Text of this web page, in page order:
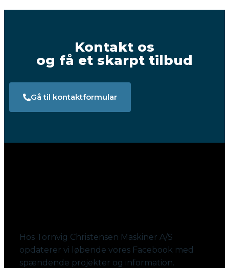
Kontakt os
og få et skarpt tilbud
Gå til kontaktformular
Hos Tornvig Christensen Maskiner A/S
opdaterer vi løbende vores Facebook med
spændende projekter og information.